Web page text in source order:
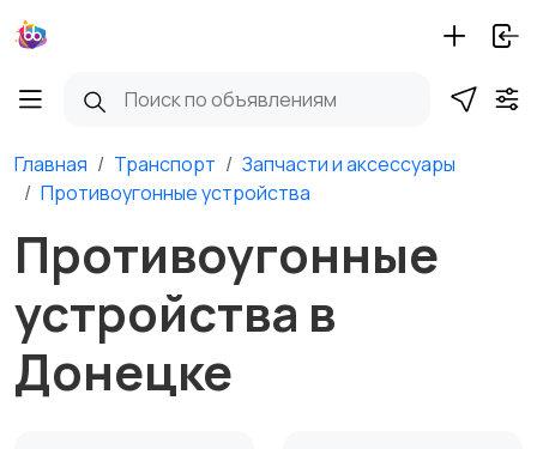
Главная Транспорт
Запчасти и аксессуары
Противоугонные устройства
Противоугонные
устройства в
Донецке